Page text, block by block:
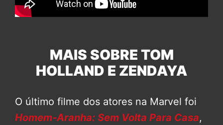
MAIS SOBRE TOM
HOLLAND E ZENDAYA
O último filme dos atores na Marvel foi
Homem-Aranha: Sem Volta Para Casa,